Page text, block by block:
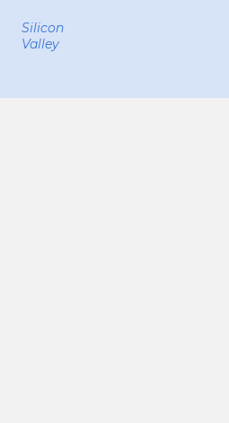
Silicon
Valley